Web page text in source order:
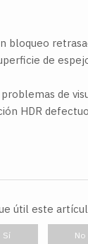
bloqueo
de
de
HDR
útil este
Sí No